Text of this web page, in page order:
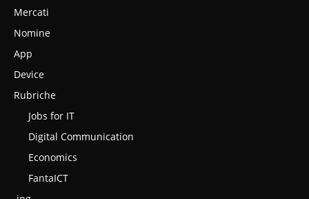
Mercati
Nomine
App
Device
Rubriche
Jobs for IT
Digital Communication
Economics
FantaICT